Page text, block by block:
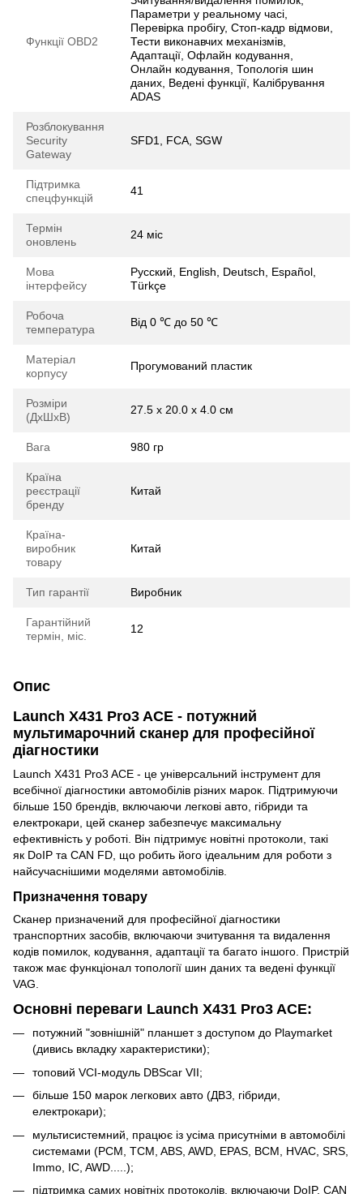
Функції OBD2
Параметри у реальному часі,
Перевірка пробігу, Стоп-кадр відмови,
Тести виконавчих механізмів,
Адаптації, Офлайн кодування,
Онлайн кодування, Топологія шин
даних, Ведені функції, Калібрування
ADAS
Розблокування
Security
Gateway
SFD1, FCA, SGW
Підтримка
спецфункцій
41
Термін
оновлень
24 міс
Мова
інтерфейсу
Русский, English, Deutsch, Español,
Türkçe
Робоча
температура
Від 0 ℃ до 50 ℃
Матеріал
корпусу
Прогумований пластик
Розміри
(ДхШхВ)
27.5 х 20.0 х 4.0 см
Вага 980 гр
Країна
реєстрації
бренду
Китай
Країна-
виробник
товару
Китай
Тип гарантії Виробник
Гарантійний
термін, міс.
12
Опис
Launch X431 Pro3 ACE - потужний
мультимарочний сканер для професійної
діагностики
Launch X431 Pro3 ACE - це універсальний інструмент для
всебічної діагностики автомобілів різних марок. Підтримуючи
більше 150 брендів, включаючи легкові авто, гібриди та
електрокари, цей сканер забезпечує максимальну
ефективність у роботі. Він підтримує новітні протоколи, такі
як DoIP та CAN FD, що робить його ідеальним для роботи з
найсучаснішими моделями автомобілів.
Призначення товару
Сканер призначений для професійної діагностики
транспортних засобів, включаючи зчитування та видалення
кодів помилок, кодування, адаптації та багато іншого. Пристрій
також має функціонал топології шин даних та ведені функції
VAG.
Основні переваги Launch X431 Pro3 ACE:
потужний "зовнішній" планшет з доступом до Playmarket
(дивись вкладку характеристики);
топовий VCI-модуль DBScar VII;
більше 150 марок легкових авто (ДВЗ, гібриди,
електрокари);
мультисистемний, працює із усіма присутніми в автомобілі
системами (PCM, TCM, ABS, AWD, EPAS, BCM, HVAC, SRS,
Immo, IC, AWD.....);
підтримка самих новітніх протоколів, включаючи DoIP, CAN